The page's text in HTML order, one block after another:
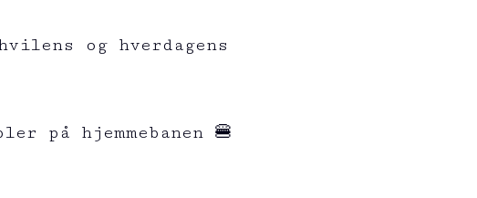
og hverdagens
på hjemmebanen 🍔